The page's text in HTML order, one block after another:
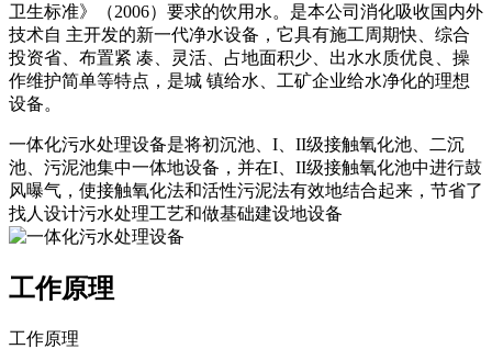
卫生标准》（2006）要求的饮用水。是本公司消化吸收国内外
技术自 主开发的新一代净水设备，它具有施工周期快、综合
投资省、布置紧 凑、灵活、占地面积少、出水水质优良、操
作维护简单等特点，是城 镇给水、工矿企业给水净化的理想
设备。
一体化污水处理设备是将初沉池、I、II级接触氧化池、二沉
池、污泥池集中一体地设备，并在I、II级接触氧化池中进行鼓
风曝气，使接触氧化法和活性污泥法有效地结合起来，节省了
找人设计污水处理工艺和做基础建设地设备
工作原理
工作原理